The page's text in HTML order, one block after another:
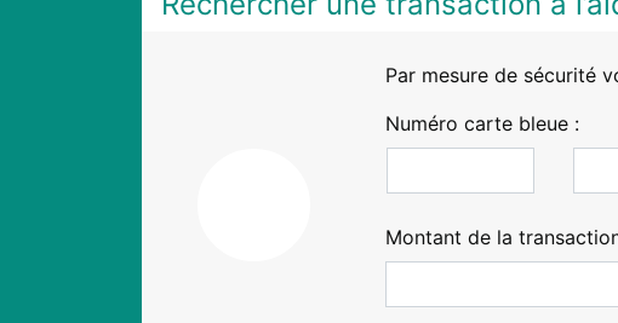
Par mesure de sécurité
Numéro carte bleue :
Montant de la